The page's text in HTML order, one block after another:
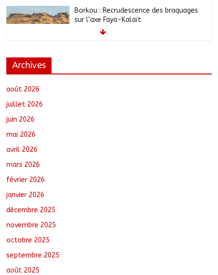
des chantiers municipaux
août 7, 2026 No Comments
Archives
août 2026
juillet 2026
juin 2026
mai 2026
avril 2026
mars 2026
février 2026
janvier 2026
décembre 2025
novembre 2025
octobre 2025
septembre 2025
août 2025